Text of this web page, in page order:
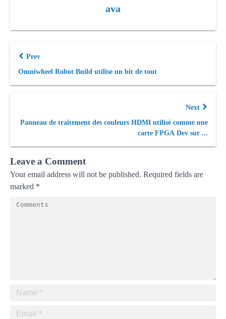
ava
Prev
Omniwheel Robot Build utilise un bit de tout
Next
Panneau de traitement des couleurs HDMI utilisé comme une
carte FPGA Dev sur ...
Leave a Comment
Your email address will not be published. Required fields are
marked *